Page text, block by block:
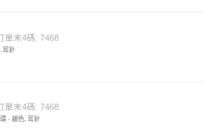
單末4碼: 7468
耳針
單末4碼: 7468
- 銀色, 耳針